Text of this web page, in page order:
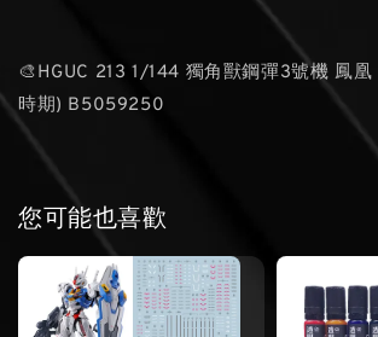
🎨HGUC 213 1/144 獨角獸鋼彈3號機 鳳
時期) B5059250
您可能也喜歡